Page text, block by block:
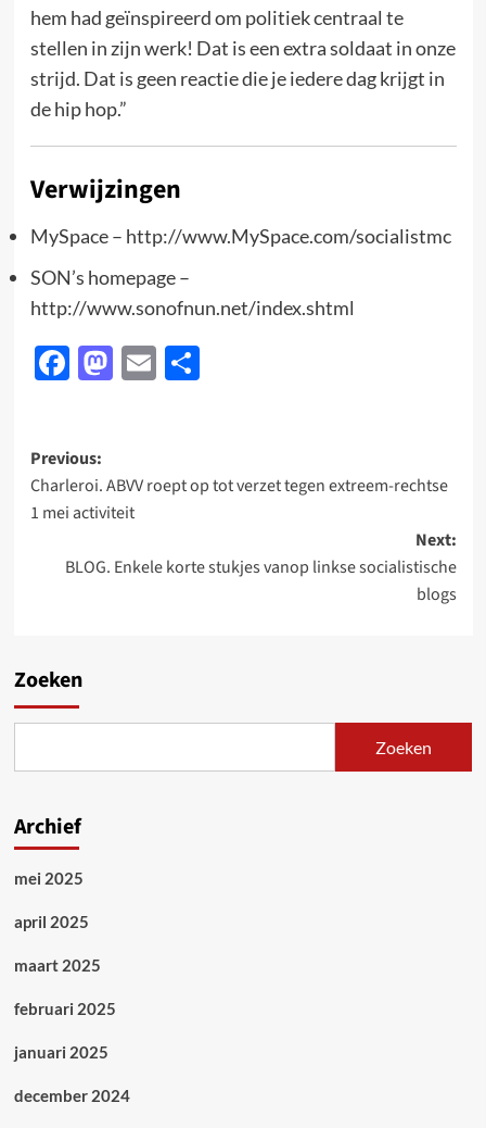
hem had geïnspireerd om politiek centraal te
stellen in zijn werk! Dat is een extra soldaat in onze
strijd. Dat is geen reactie die je iedere dag krijgt in
de hip hop.”
Verwijzingen
MySpace – http://www.MySpace.com/socialistmc
SON’s homepage –
http://www.sonofnun.net/index.shtml
Facebook
Mastodon
EmailDelen
Post
navigation
Previous:
Charleroi. ABVV roept op tot verzet tegen extreem-rechtse
1 mei activiteit
Next:
BLOG. Enkele korte stukjes vanop linkse socialistische
blogs
Zoeken
Zoeken
Archief
mei 2025
april 2025
maart 2025
februari 2025
januari 2025
december 2024